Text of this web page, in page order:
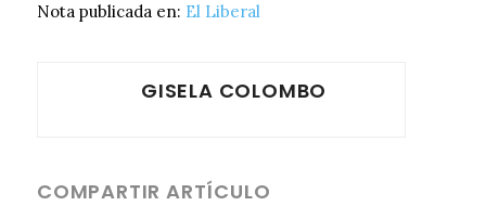
Nota publicada en: El Liberal
GISELA COLOMBO
COMPARTIR ARTÍCULO